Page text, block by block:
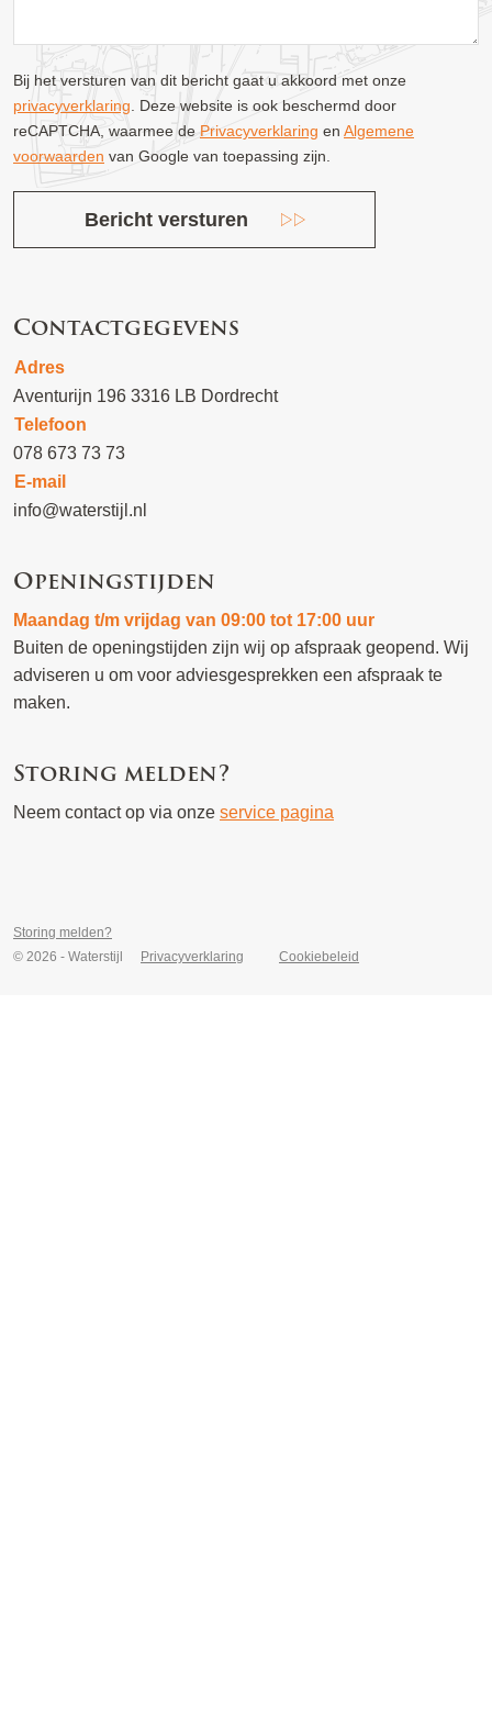
Contactgegevens
Adres
Aventurijn 196 3316 LB Dordrecht
Telefoon
078 673 73 73
E-mail
info@waterstijl.nl
Openingstijden
Maandag t/m vrijdag van 09:00 tot 17:00 uur
Buiten de openingstijden zijn wij op afspraak geopend. Wij
adviseren u om voor adviesgesprekken een afspraak te
maken.
Storing melden?
Neem contact op via onze service pagina
Bij het versturen van dit bericht gaat u akkoord met onze
privacyverklaring . Deze website is ook beschermd door
reCAPTCHA, waarmee de Privacyverklaring en Algemene
voorwaarden van Google van toepassing zijn.
Bericht versturen
© 2026 - Waterstijl Privacyverklaring Cookiebeleid
Storing melden?